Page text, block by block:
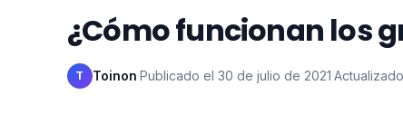
¿Cómo funcionan los
T Toinon·Publicado el 30 de julio de 2021·